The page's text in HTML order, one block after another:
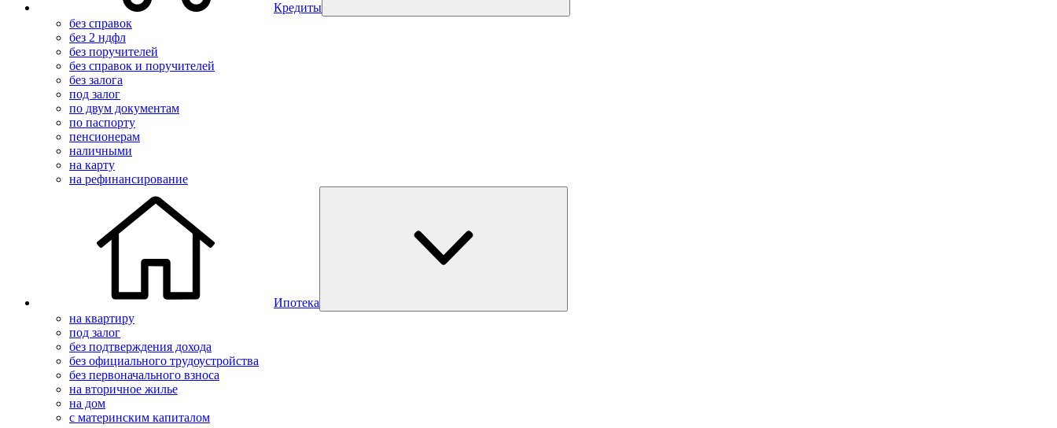
Кредиты
без справок
без 2 ндфл
без поручителей
без справок и поручителей
без залога
под залог
по двум документам
по паспорту
пенсионерам
наличными
на карту
на рефинансирование
Ипотека
на квартиру
под залог
без подтверждения дохода
без официального трудоустройства
без первоначального взноса
на вторичное жилье
на дом
с материнским капиталом